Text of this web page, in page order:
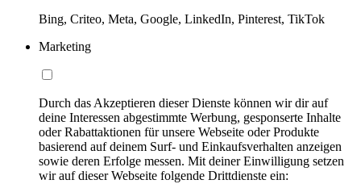
Bing, Criteo, Meta, Google, LinkedIn, Pinterest, TikTok
Marketing
Durch das Akzeptieren dieser Dienste können wir dir auf
deine Interessen abgestimmte Werbung, gesponserte Inhalte
oder Rabattaktionen für unsere Webseite oder Produkte
basierend auf deinem Surf- und Einkaufsverhalten anzeigen
sowie deren Erfolge messen. Mit deiner Einwilligung setzen
wir auf dieser Webseite folgende Drittdienste ein: